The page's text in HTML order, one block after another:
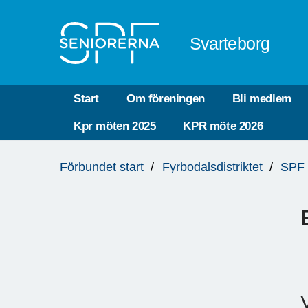
Svarteborg
Start Om föreningen Bli medlem
Kpr möten 2025 KPR möte 2026
är
Förbundet start Fyrbodalsdistriktet SPF